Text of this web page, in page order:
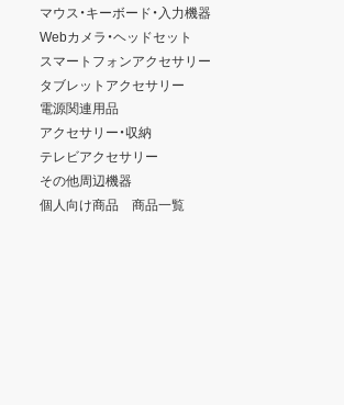
マウス・キーボード・入力機器
Webカメラ・ヘッドセット
スマートフォンアクセサリー
タブレットアクセサリー
電源関連用品
アクセサリー・収納
テレビアクセサリー
その他周辺機器
個人向け商品 商品一覧